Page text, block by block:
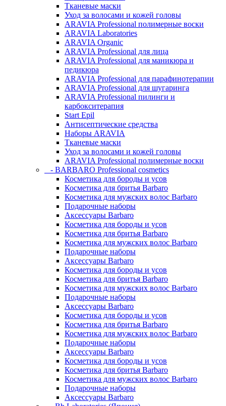
Тканевые маски
Уход за волосами и кожей головы
ARAVIA Professional полимерные воски
ARAVIA Laboratories
ARAVIA Organic
ARAVIA Professional для лица
ARAVIA Professional для маникюра и
педикюра
ARAVIA Professional для парафинотерапии
ARAVIA Professional для шугаринга
ARAVIA Professional пилинги и
карбокситерапия
Start Epil
Антисептические средства
Наборы ARAVIA
Тканевые маски
Уход за волосами и кожей головы
ARAVIA Professional полимерные воски
- BARBARO Professional cosmetics
Косметика для бороды и усов
Косметика для бритья Barbaro
Косметика для мужских волос Barbaro
Подарочные наборы
Аксессуары Barbaro
Косметика для бороды и усов
Косметика для бритья Barbaro
Косметика для мужских волос Barbaro
Подарочные наборы
Аксессуары Barbaro
Косметика для бороды и усов
Косметика для бритья Barbaro
Косметика для мужских волос Barbaro
Подарочные наборы
Аксессуары Barbaro
Косметика для бороды и усов
Косметика для бритья Barbaro
Косметика для мужских волос Barbaro
Подарочные наборы
Аксессуары Barbaro
Косметика для бороды и усов
Косметика для бритья Barbaro
Косметика для мужских волос Barbaro
Подарочные наборы
Аксессуары Barbaro